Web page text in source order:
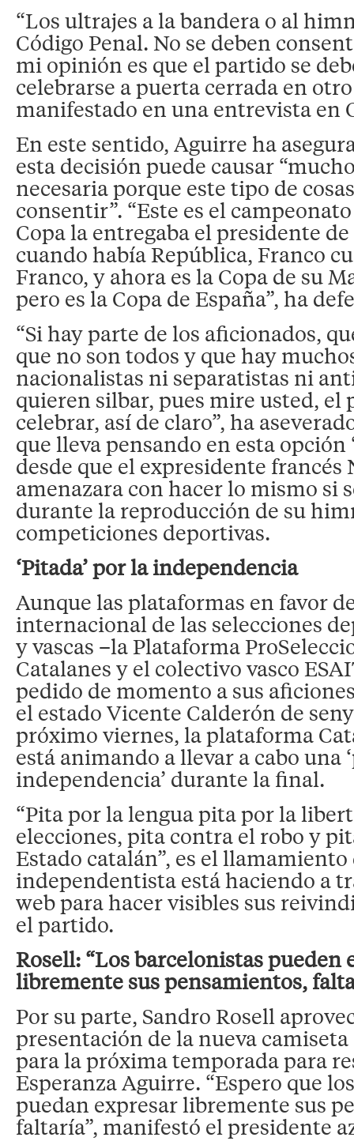
“Los ultrajes a la bandera o al
Código Penal. No se deben
mi opinión es que el partido se
celebrarse a puerta cerrada en
manifestado en una entrevista en
En este sentido, Aguirre ha
esta decisión puede causar
necesaria porque este tipo de
consentir”. “Este es el
Copa la entregaba el presidente
cuando había República, Franco
Franco, y ahora es la Copa de su
pero es la Copa de España”, ha
“Si hay parte de los aficionados,
que no son todos y que hay
nacionalistas ni separatistas ni
quieren silbar, pues mire usted, el
celebrar, así de claro”, ha
que lleva pensando en esta opción
desde que el expresidente francés
amenazara con hacer lo mismo si
durante la reproducción de su
competiciones deportivas.
‘Pitada’ por la independencia
Aunque las plataformas en favor
internacional de las selecciones
y vascas –la Plataforma
Catalanes y el colectivo vasco
pedido de momento a sus
el estado Vicente Calderón de
próximo viernes, la plataforma
está animando a llevar a cabo una
independencia’ durante la final.
“Pita por la lengua pita por la
elecciones, pita contra el robo y
Estado catalán”, es el
independentista está haciendo a
web para hacer visibles sus
el partido.
Rosell: “Los barcelonistas pueden
libremente sus pensamientos,
Por su parte, Sandro Rosell
presentación de la nueva
para la próxima temporada para
Esperanza Aguirre. “Espero que
puedan expresar libremente sus
faltaría”, manifestó el presidente